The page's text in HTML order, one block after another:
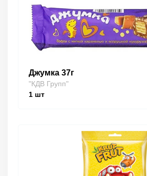
Джумка 37г
"КДВ Групп"
1 шт